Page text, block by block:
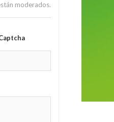
moderados.